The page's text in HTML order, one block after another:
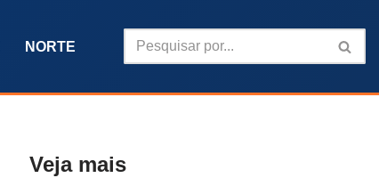
NORTE
Veja mais